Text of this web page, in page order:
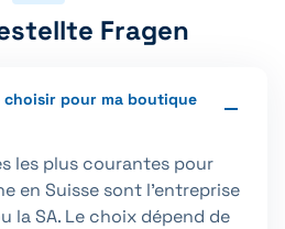
Fragen
pour ma boutique
les plus courantes pour
en Suisse sont l’entreprise
la SA. Le choix dépend de